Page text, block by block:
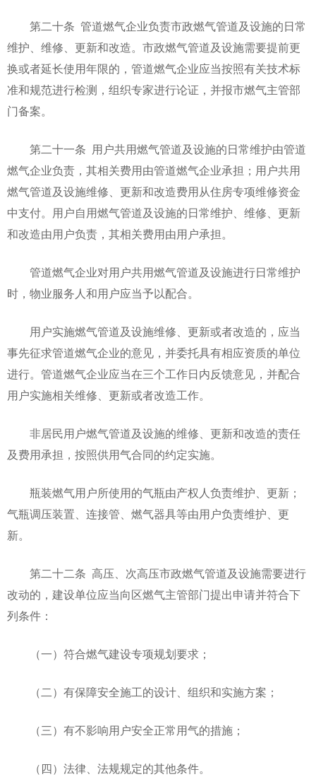
第二十条 管道燃气企业负责市政燃气管道及设施的日常
维护、维修、更新和改造。市政燃气管道及设施需要提前更
换或者延长使用年限的，管道燃气企业应当按照有关技术标
准和规范进行检测，组织专家进行论证，并报市燃气主管部
门备案。
第二十一条 用户共用燃气管道及设施的日常维护由管道
燃气企业负责，其相关费用由管道燃气企业承担；用户共用
燃气管道及设施维修、更新和改造费用从住房专项维修资金
中支付。用户自用燃气管道及设施的日常维护、维修、更新
和改造由用户负责，其相关费用由用户承担。
管道燃气企业对用户共用燃气管道及设施进行日常维护
时，物业服务人和用户应当予以配合。
用户实施燃气管道及设施维修、更新或者改造的，应当
事先征求管道燃气企业的意见，并委托具有相应资质的单位
进行。管道燃气企业应当在三个工作日内反馈意见，并配合
用户实施相关维修、更新或者改造工作。
非居民用户燃气管道及设施的维修、更新和改造的责任
及费用承担，按照供用气合同的约定实施。
瓶装燃气用户所使用的气瓶由产权人负责维护、更新；
气瓶调压装置、连接管、燃气器具等由用户负责维护、更
新。
第二十二条 高压、次高压市政燃气管道及设施需要进行
改动的，建设单位应当向区燃气主管部门提出申请并符合下
列条件：
（一）符合燃气建设专项规划要求；
（二）有保障安全施工的设计、组织和实施方案；
（三）有不影响用户安全正常用气的措施；
（四）法律、法规规定的其他条件。